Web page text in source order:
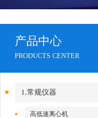
产品中心
PRODUCTS CENTER
1.常规仪器
高低速离心机